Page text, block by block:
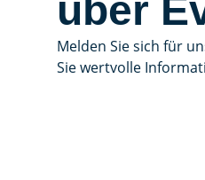
über
Melden Sie sich für
Sie wertvolle